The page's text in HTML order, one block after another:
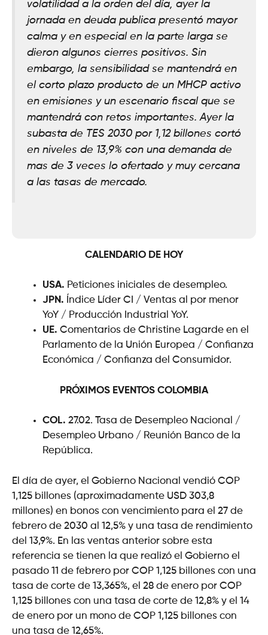
volatilidad a la orden del día, ayer la
jornada en deuda publica presentó mayor
calma y en especial en la parte larga se
dieron algunos cierres positivos. Sin
embargo, la sensibilidad se mantendrá en
el corto plazo producto de un MHCP activo
en emisiones y un escenario fiscal que se
mantendrá con retos importantes. Ayer la
subasta de TES 2030 por 1,12 billones cortó
en niveles de 13,9% con una demanda de
mas de 3 veces lo ofertado y muy cercana
a las tasas de mercado.
CALENDARIO DE HOY
USA. Peticiones iniciales de desempleo.
JPN. Índice Líder CI / Ventas al por menor
YoY / Producción Industrial YoY.
UE. Comentarios de Christine Lagarde en el
Parlamento de la Unión Europea / Confianza
Económica / Confianza del Consumidor.
PRÓXIMOS EVENTOS COLOMBIA
COL. 27.02. Tasa de Desempleo Nacional /
Desempleo Urbano / Reunión Banco de la
República.
El día de ayer, el Gobierno Nacional vendió COP
1,125 billones (aproximadamente USD 303,8
millones) en bonos con vencimiento para el 27 de
febrero de 2030 al 12,5% y una tasa de rendimiento
del 13,9%. En las ventas anterior sobre esta
referencia se tienen la que realizó el Gobierno el
pasado 11 de febrero por COP 1,125 billones con una
tasa de corte de 13,365%, el 28 de enero por COP
1,125 billones con una tasa de corte de 12,8% y el 14
de enero por un mono de COP 1,125 billones con
una tasa de 12,65%.